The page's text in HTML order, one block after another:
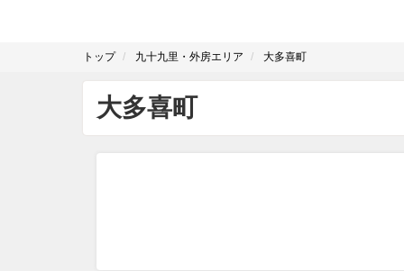
トップ 九十九里・外房エリア 大多喜町
大多喜町